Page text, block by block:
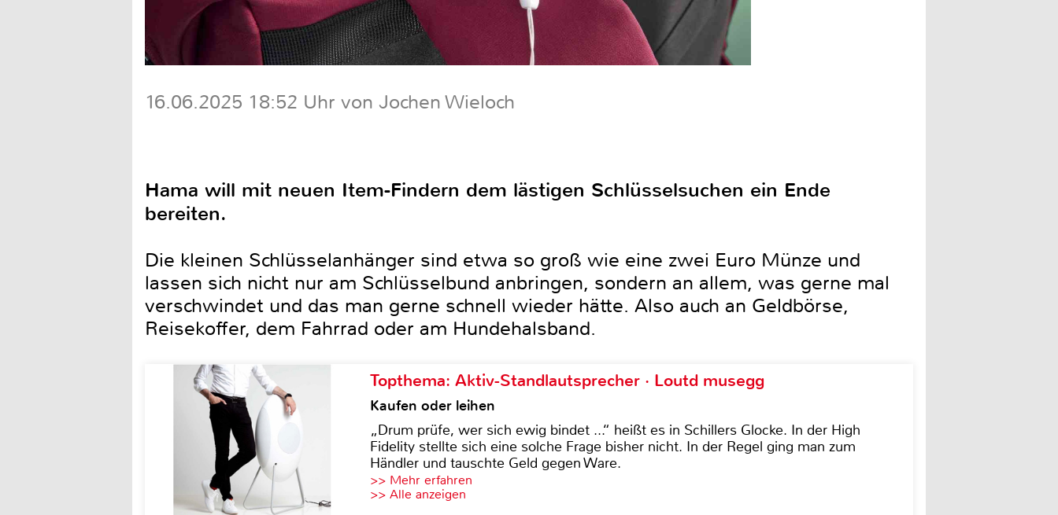
16.06.2025 18:52 Uhr von Jochen Wieloch
Hama will mit neuen Item-Findern dem lästigen Schlüsselsuchen ein Ende
bereiten.
Die kleinen Schlüsselanhänger sind etwa so groß wie eine zwei Euro Münze und
lassen sich nicht nur am Schlüsselbund anbringen, sondern an allem, was gerne mal
verschwindet und das man gerne schnell wieder hätte. Also auch an Geldbörse,
Reisekoffer, dem Fahrrad oder am Hundehalsband.
Topthema: Aktiv-Standlautsprecher · Loutd musegg
Kaufen oder leihen
„Drum prüfe, wer sich ewig bindet ...“ heißt es in Schillers Glocke. In der High
Fidelity stellte sich eine solche Frage bisher nicht. In der Regel ging man zum
Händler und tauschte Geld gegen Ware.
>> Mehr erfahren
>> Alle anzeigen